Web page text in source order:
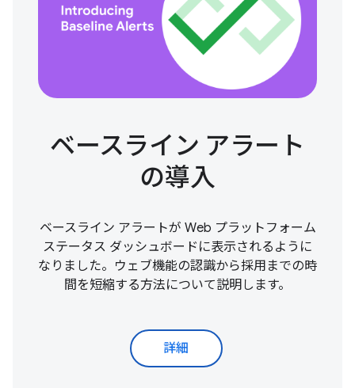
ベースライン アラート
の導入
ベースライン アラートが Web プラットフォーム
ステータス ダッシュボードに表示されるように
なりました。ウェブ機能の認識から採用までの時
間を短縮する方法について説明します。
詳細